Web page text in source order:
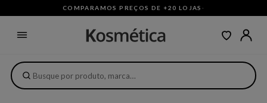
COMPARAMOS PREÇOS DE +20 LOJAS ·